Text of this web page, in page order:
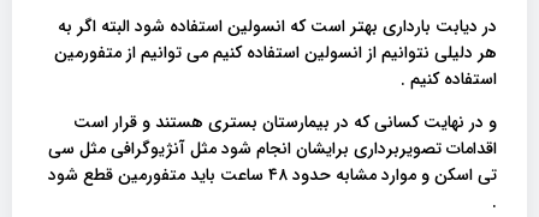
در دیابت بارداری بهتر است که انسولین استفاده شود البته اگر به
هر دلیلی نتوانیم از انسولین استفاده کنیم می توانیم از متفورمین
استفاده کنیم .
و در نهایت کسانی که در بیمارستان بستری هستند و قرار است
اقدامات تصویربرداری برایشان انجام شود مثل آنژیوگرافی مثل سی
تی اسکن و موارد مشابه حدود ۴۸ ساعت باید متفورمین قطع شود
.